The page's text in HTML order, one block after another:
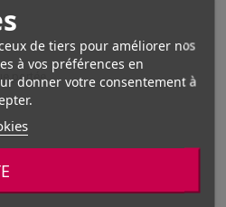
de tiers pour améliorer nos
à vos préférences en
donner votre consentement à
portée.